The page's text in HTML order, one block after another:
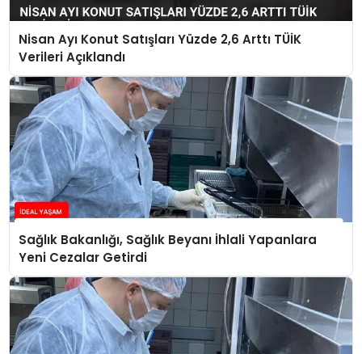
Nisan Ayı Konut Satışları Yüzde 2,6 Arttı TÜİK
Verileri Açıklandı
Sağlık Bakanlığı, Sağlık Beyanı İhlali Yapanlara
Yeni Cezalar Getirdi